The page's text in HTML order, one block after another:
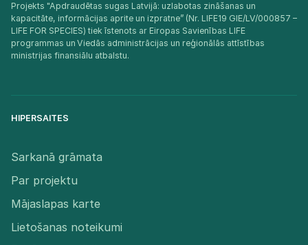
Projekts "Apdraudētas sugas Latvijā: uzlabotas zināšanas un
kapacitāte, informācijas aprite un izpratne” (Nr. LIFE19 GIE/LV/000857 –
LIFE FOR SPECIES) tiek īstenots ar Eiropas Savienības LIFE
programmas un Viedās administrācijas un reģionālās attīstības
ministrijas finansiālu atbalstu.​
HIPERSAITES
Sarkanā grāmata
Par projektu
Mājaslapas karte
Lietošanas noteikumi